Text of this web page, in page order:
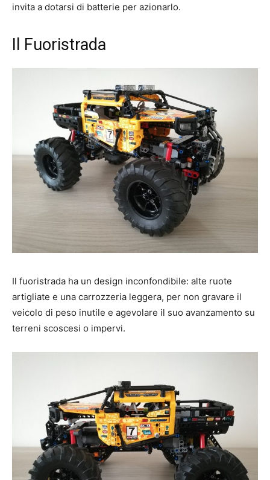
invita a dotarsi di batterie per azionarlo.
Il Fuoristrada
Il fuoristrada ha un design inconfondibile: alte ruote
artigliate e una carrozzeria leggera, per non gravare il
veicolo di peso inutile e agevolare il suo avanzamento su
terreni scoscesi o impervi.